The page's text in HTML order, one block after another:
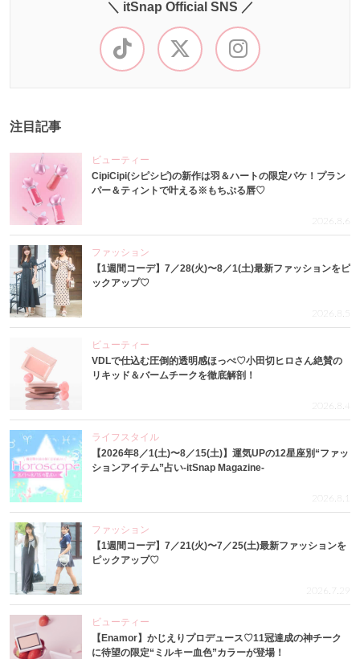
＼ itSnap Official SNS ／
注目記事
ビューティー
CipiCipi(シピシピ)の新作は羽＆ハートの限定パケ！プラン
パー＆ティントで叶える※もちぷる唇♡
2026.8.6
ファッション
【1週間コーデ】7／28(火)〜8／1(土)最新ファッションをピ
ックアップ♡
2026.8.5
ビューティー
VDLで仕込む圧倒的透明感ほっぺ♡小田切ヒロさん絶賛の
リキッド＆バームチークを徹底解剖！
2026.8.4
ライフスタイル
【2026年8／1(土)〜8／15(土)】運気UPの12星座別“ファッ
ションアイテム”占い-itSnap Magazine-
2026.8.1
ファッション
【1週間コーデ】7／21(火)〜7／25(土)最新ファッションを
ピックアップ♡
2026.7.29
ビューティー
【Enamor】かじえりプロデュース♡11冠達成の神チーク
に待望の限定“ミルキー血色”カラーが登場！